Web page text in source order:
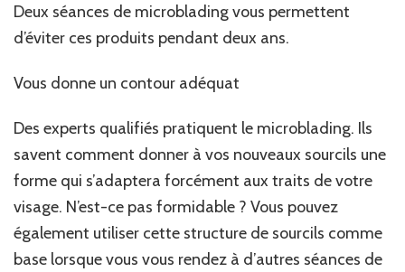
Deux séances de microblading vous permettent
d’éviter ces produits pendant deux ans.
Vous donne un contour adéquat
Des experts qualifiés pratiquent le microblading. Ils
savent comment donner à vos nouveaux sourcils une
forme qui s’adaptera forcément aux traits de votre
visage. N’est-ce pas formidable ? Vous pouvez
également utiliser cette structure de sourcils comme
base lorsque vous vous rendez à d’autres séances de